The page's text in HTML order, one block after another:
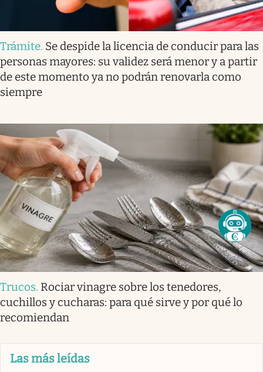
Trámite. Se despide la licencia de conducir para las
personas mayores: su validez será menor y a partir
de este momento ya no podrán renovarla como
siempre
Trucos. Rociar vinagre sobre los tenedores,
cuchillos y cucharas: para qué sirve y por qué lo
recomiendan
Las más leídas